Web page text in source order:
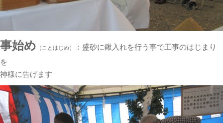
事始め （ことはじめ）
：盛砂に鍬入れを行う事で工事のはじまり
を
神様に告げます